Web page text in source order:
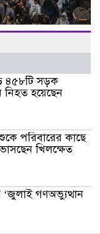
৪৫৮টি সড়ক
নিহত হয়েছেন
পরিবারের কাছে
খিলক্ষেত
গণঅভ্যুত্থান